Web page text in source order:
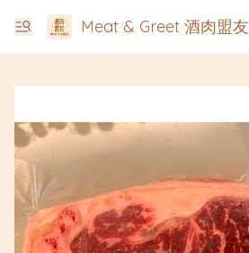
Meat & Greet 酒肉盟友